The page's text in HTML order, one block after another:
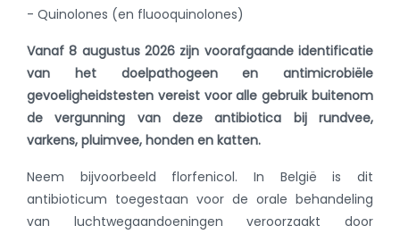
- Quinolones (en fluooquinolones)
Vanaf 8 augustus 2026 zijn voorafgaande identificatie
van het doelpathogeen en antimicrobiële
gevoeligheidstesten vereist voor alle gebruik buitenom
de vergunning van deze antibiotica bij rundvee,
varkens, pluimvee, honden en katten.
Neem bijvoorbeeld florfenicol. In België is dit
antibioticum toegestaan voor de orale behandeling
van luchtwegaandoeningen veroorzaakt door